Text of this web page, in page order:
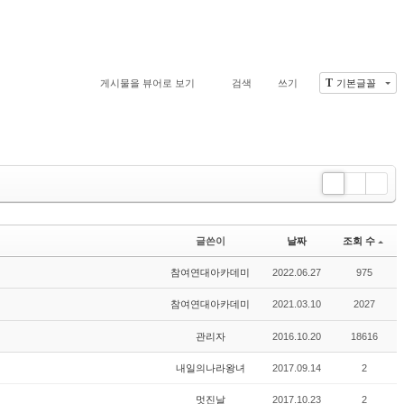
T 기본글꼴
게시물을 뷰어로 보기 검색 쓰기
Li
Zi
e
G
le
r
y
글쓴이 날짜 조회 수
참여연대아카데미 2022.06.27 975
참여연대아카데미 2021.03.10 2027
관리자 2016.10.20 18616
내일의나라왕녀 2017.09.14 2
멋진날 2017.10.23 2